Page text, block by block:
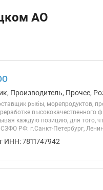
АО
Производитель, Прочее,
рыбы, морепродуктов,
каждую позицию, для того,
РФ: г.Санкт-Петербург,
ИНН: 7811747942